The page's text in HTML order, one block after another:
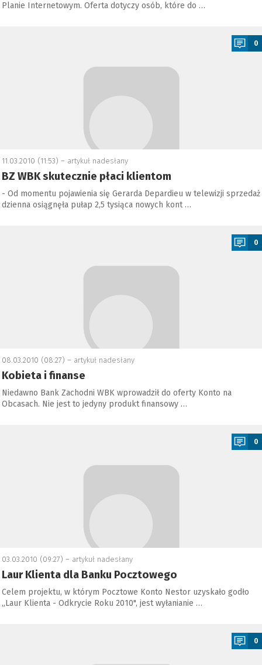
Planie Internetowym. Oferta dotyczy osób, które do …
0
11.03.2010 (11:53) – artykuł nadesłany
BZ WBK skutecznie płaci klientom
- Od momentu pojawienia się Gerarda Depardieu w telewizji sprzedaż
dzienna osiągnęła pułap 2,5 tysiąca nowych kont …
0
08.03.2010 (08:27) – artykuł nadesłany
Kobieta i finanse
Niedawno Bank Zachodni WBK wprowadził do oferty Konto na
Obcasach. Nie jest to jedyny produkt finansowy …
0
03.03.2010 (09:27) – artykuł nadesłany
Laur Klienta dla Banku Pocztowego
Celem projektu, w którym Pocztowe Konto Nestor uzyskało godło
„Laur Klienta - Odkrycie Roku 2010", jest wyłanianie …
0